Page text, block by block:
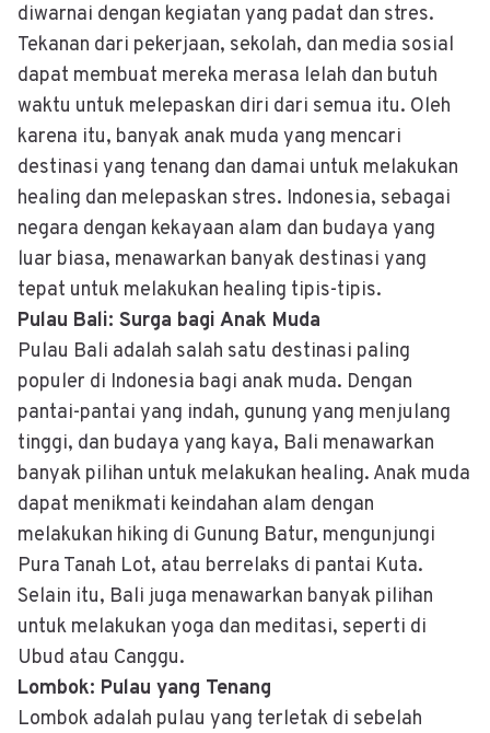
diwarnai dengan kegiatan yang padat dan stres.
Tekanan dari pekerjaan, sekolah, dan media sosial
dapat membuat mereka merasa lelah dan butuh
waktu untuk melepaskan diri dari semua itu. Oleh
karena itu, banyak anak muda yang mencari
destinasi yang tenang dan damai untuk melakukan
healing dan melepaskan stres. Indonesia, sebagai
negara dengan kekayaan alam dan budaya yang
luar biasa, menawarkan banyak destinasi yang
tepat untuk melakukan healing tipis-tipis.
Pulau Bali: Surga bagi Anak Muda
Pulau Bali adalah salah satu destinasi paling
populer di Indonesia bagi anak muda. Dengan
pantai-pantai yang indah, gunung yang menjulang
tinggi, dan budaya yang kaya, Bali menawarkan
banyak pilihan untuk melakukan healing. Anak muda
dapat menikmati keindahan alam dengan
melakukan hiking di Gunung Batur, mengunjungi
Pura Tanah Lot, atau berrelaks di pantai Kuta.
Selain itu, Bali juga menawarkan banyak pilihan
untuk melakukan yoga dan meditasi, seperti di
Ubud atau Canggu.
Lombok: Pulau yang Tenang
Lombok adalah pulau yang terletak di sebelah